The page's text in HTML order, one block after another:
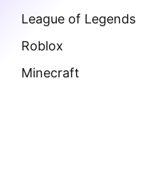
League of Legends
Roblox
Minecraft